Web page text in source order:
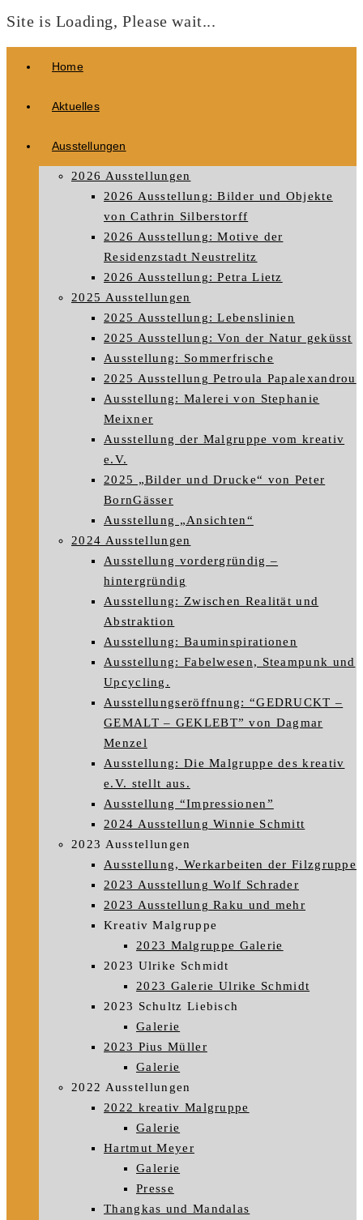
Site is Loading, Please wait...
Home
Aktuelles
Ausstellungen
2026 Ausstellungen
2026 Ausstellung: Bilder und Objekte
von Cathrin Silberstorff
2026 Ausstellung: Motive der
Residenzstadt Neustrelitz
2026 Ausstellung: Petra Lietz
2025 Ausstellungen
2025 Ausstellung: Lebenslinien
2025 Ausstellung: Von der Natur geküsst
Ausstellung: Sommerfrische
2025 Ausstellung Petroula Papalexandrou
Ausstellung: Malerei von Stephanie
Meixner
Ausstellung der Malgruppe vom kreativ
e.V.
2025 „Bilder und Drucke“ von Peter
BornGässer
Ausstellung „Ansichten“
2024 Ausstellungen
Ausstellung vordergründig –
hintergründig
Ausstellung: Zwischen Realität und
Abstraktion
Ausstellung: Bauminspirationen
Ausstellung: Fabelwesen, Steampunk und
Upcycling.
Ausstellungseröffnung: “GEDRUCKT –
GEMALT – GEKLEBT” von Dagmar
Menzel
Ausstellung: Die Malgruppe des kreativ
e.V. stellt aus.
Ausstellung “Impressionen”
2024 Ausstellung Winnie Schmitt
2023 Ausstellungen
Ausstellung, Werkarbeiten der Filzgruppe
2023 Ausstellung Wolf Schrader
2023 Ausstellung Raku und mehr
Kreativ Malgruppe
2023 Malgruppe Galerie
2023 Ulrike Schmidt
2023 Galerie Ulrike Schmidt
2023 Schultz Liebisch
Galerie
2023 Pius Müller
Galerie
2022 Ausstellungen
2022 kreativ Malgruppe
Galerie
Hartmut Meyer
Galerie
Presse
Thangkas und Mandalas